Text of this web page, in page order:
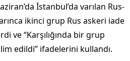
İstanbul’da varılan Rus-
ikinci grup Rus askeri iade
ve “Karşılığında bir grup
edildi” ifadelerini kullandı.